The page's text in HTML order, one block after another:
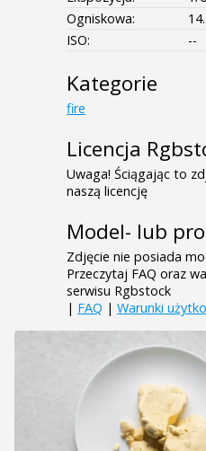
Ogniskowa:
ISO:
--
Kategorie
fire
Licencja
Uwaga! Ściągając to
naszą licencję
Model- lub
Zdjęcie nie posiada
Przeczytaj FAQ oraz
serwisu Rgbstock
| FAQ | Warunki